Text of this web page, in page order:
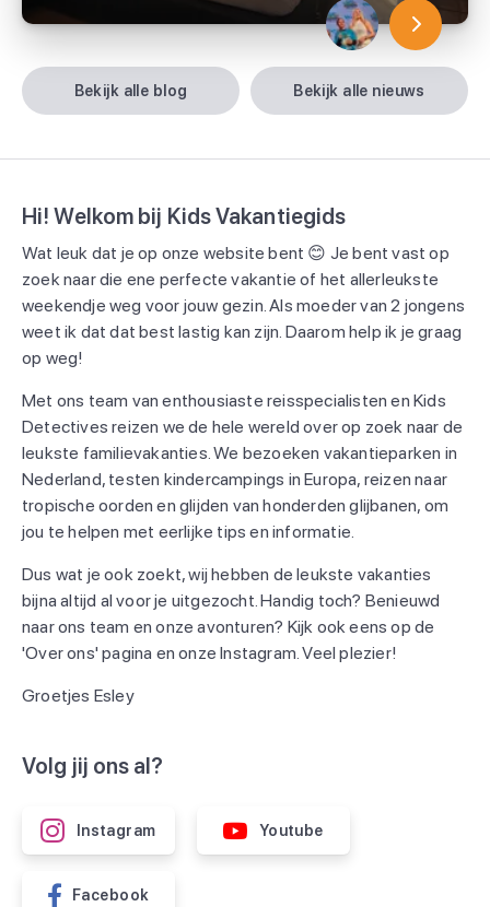
bekijk alle blog bekijk alle nieuws
Hi! Welkom bij Kids Vakantiegids
Wat leuk dat je op onze website bent 😊 Je bent vast op
zoek naar die ene perfecte vakantie of het allerleukste
weekendje weg voor jouw gezin. Als moeder van 2 jongens
weet ik dat dat best lastig kan zijn. Daarom help ik je graag
op weg!
Met ons team van enthousiaste reisspecialisten en Kids
Detectives reizen we de hele wereld over op zoek naar de
leukste familievakanties. We bezoeken vakantieparken in
Nederland, testen kindercampings in Europa, reizen naar
tropische oorden en glijden van honderden glijbanen, om
jou te helpen met eerlijke tips en informatie.
Dus wat je ook zoekt, wij hebben de leukste vakanties
bijna altijd al voor je uitgezocht. Handig toch? Benieuwd
naar ons team en onze avonturen? Kijk ook eens op de
'Over ons' pagina en onze Instagram. Veel plezier!
Groetjes Esley
Volg jij ons al?
Instagram Youtube
Facebook